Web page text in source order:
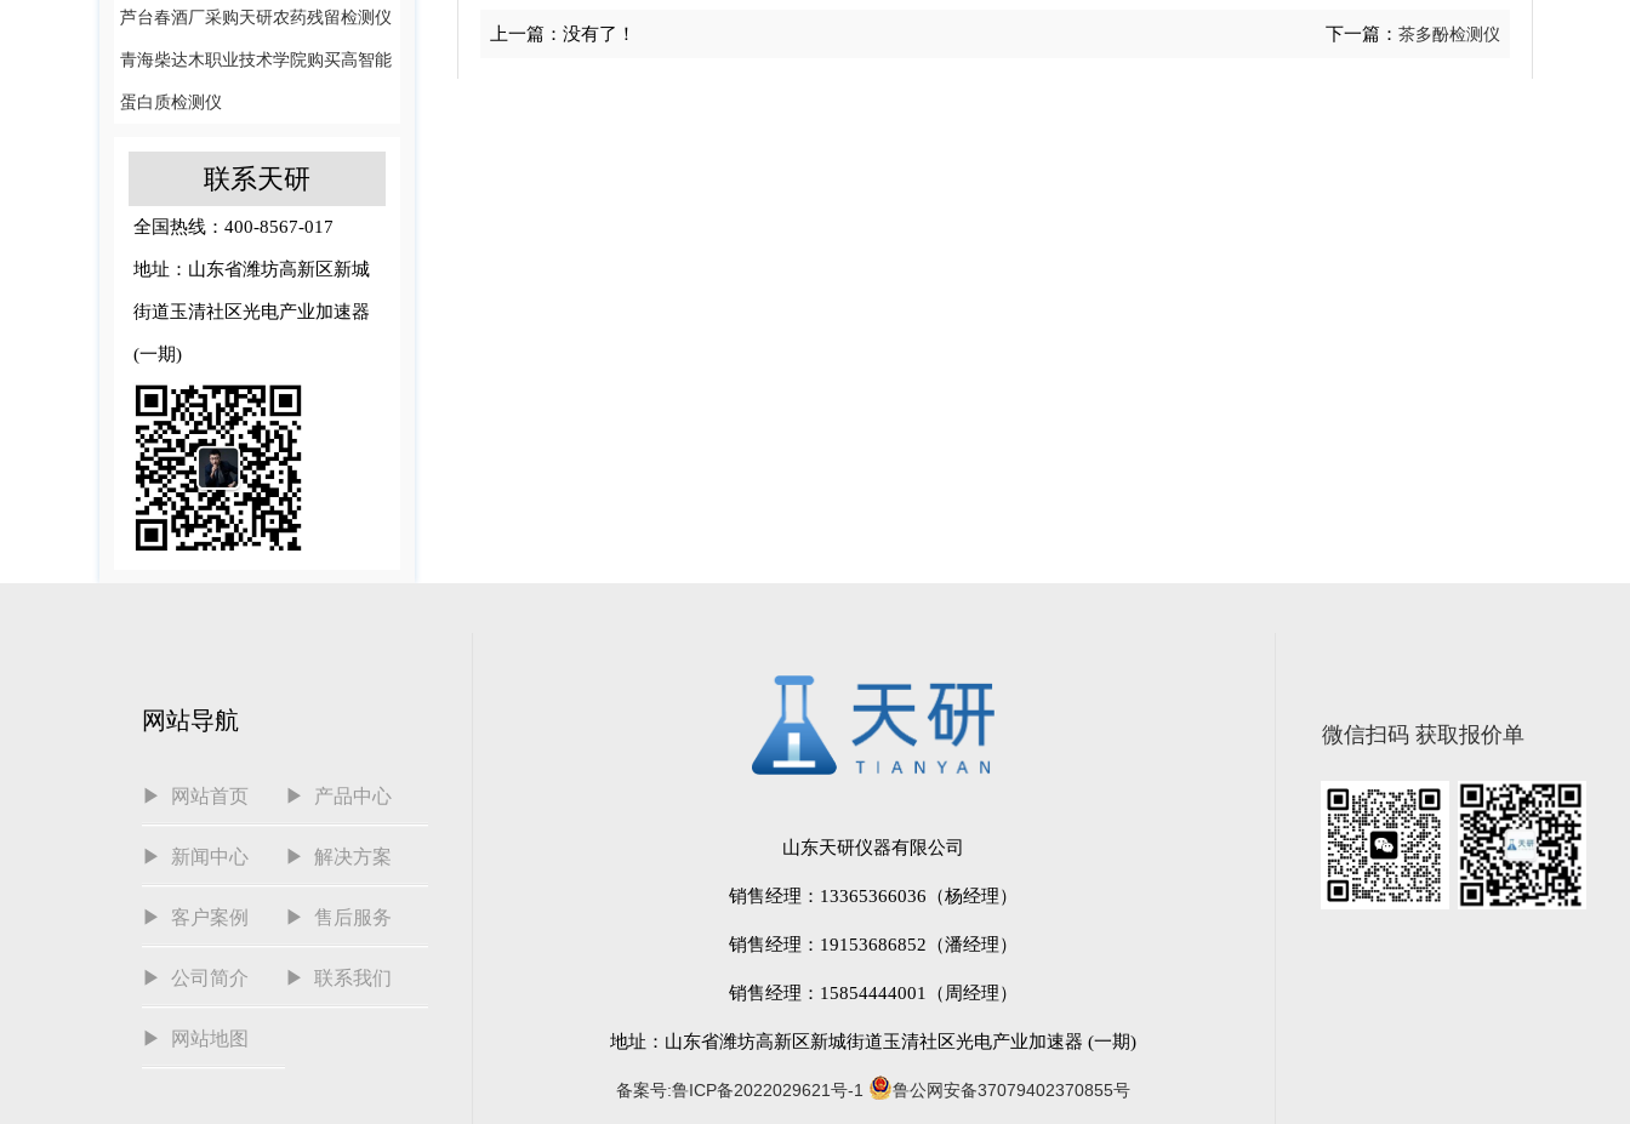
芦台春酒厂采购天研农药残留检测仪
青海柴达木职业技术学院购买高智能
蛋白质检测仪
联系天研
全国热线：400-8567-017
地址：山东省潍坊高新区新城
街道玉清社区光电产业加速器
(一期)
上一篇：没有了！ 下一篇： 茶多酚检测仪
网站导航
▶ 网站首页 ▶ 产品中心
▶ 新闻中心 ▶ 解决方案
▶ 客户案例 ▶ 售后服务
▶ 公司简介 ▶ 联系我们
▶ 网站地图
山东天研仪器有限公司
销售经理：13365366036（杨经理）
销售经理：19153686852（潘经理）
销售经理：15854444001（周经理）
地址：山东省潍坊高新区新城街道玉清社区光电产业加速器 (一期)
备案号:鲁ICP备2022029621号-1 鲁公网安备37079402370855号
微信扫码 获取报价单